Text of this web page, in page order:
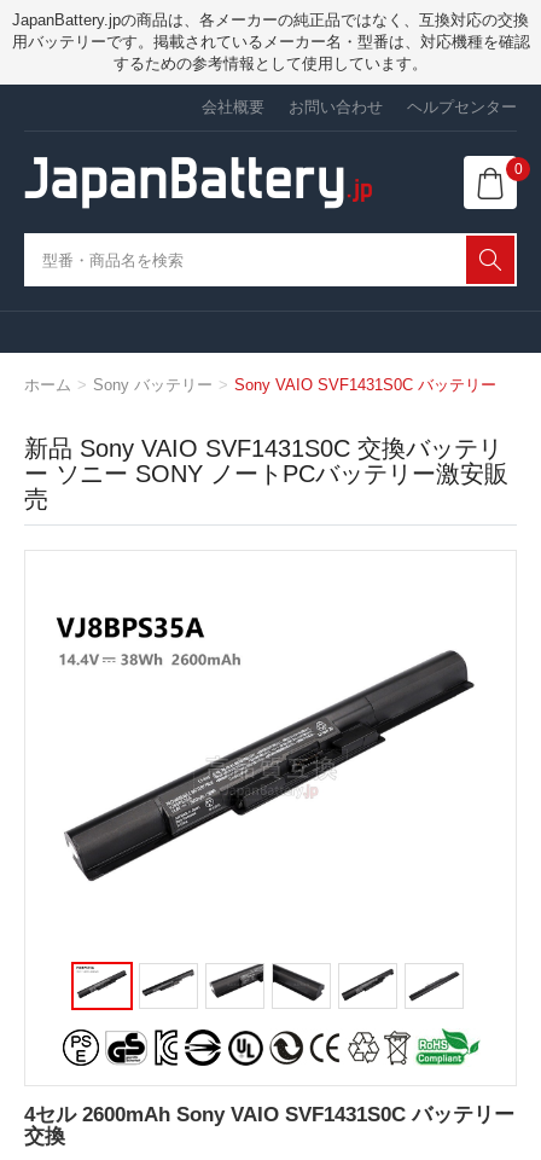
JapanBattery.jpの商品は、各メーカーの純正品ではなく、互換対応の交換
用バッテリーです。掲載されているメーカー名・型番は、対応機種を確認
するための参考情報として使用しています。
会社概要 お問い合わせ ヘルプセンター
0
ホーム Sony バッテリー Sony VAIO SVF1431S0C バッテリー
新品 Sony VAIO SVF1431S0C 交換バッテリ
ー ソニー SONY ノートPCバッテリー激安販
売
4セル 2600mAh Sony VAIO SVF1431S0C バッテリー
交換